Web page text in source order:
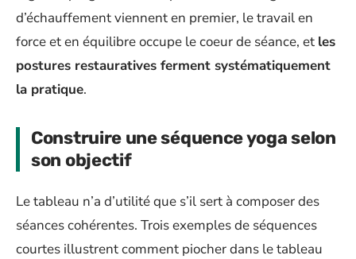
d’échauffement viennent en premier, le travail en
force et en équilibre occupe le coeur de séance, et les
postures restauratives ferment systématiquement
la pratique.
Construire une séquence yoga selon
son objectif
Le tableau n’a d’utilité que s’il sert à composer des
séances cohérentes. Trois exemples de séquences
courtes illustrent comment piocher dans le tableau